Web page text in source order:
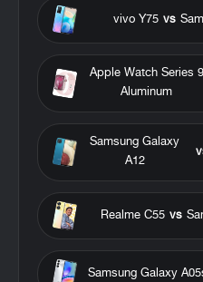
vs
vivo Y75
Apple Watch Series 9
Aluminum
Samsung Galaxy
A12
vs
Realme C55
Samsung Galaxy